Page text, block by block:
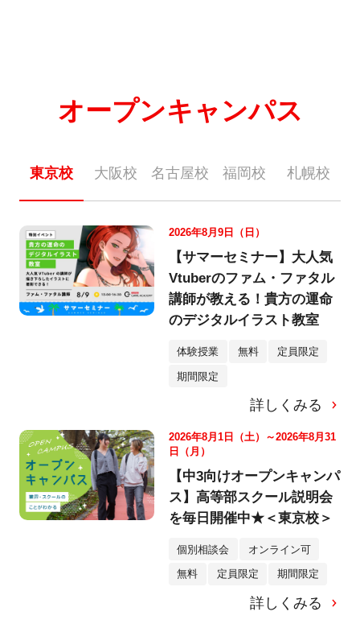
オープンキャンパス
東京校 大阪校 名古屋校 福岡校 札幌校
2026年8月9日（日）
【サマーセミナー】大人気
Vtuberのファム・ファタル
講師が教える！貴方の運命
のデジタルイラスト教室
体験授業 無料 定員限定
期間限定
詳しくみる
2026年8月1日（土）～2026年8月31
日（月）
【中3向けオープンキャンパ
ス】高等部スクール説明会
を毎日開催中★＜東京校＞
個別相談会 オンライン可
無料 定員限定 期間限定
詳しくみる